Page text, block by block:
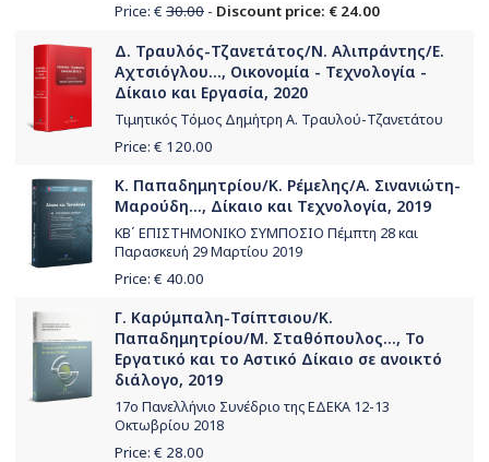
Price: € 30.00 - Discount price: € 24.00
Δ. Τραυλός-Τζανετάτος/Ν. Αλιπράντης/Ε.
Αχτσιόγλου..., Οικονομία - Τεχνολογία -
Δίκαιο και Εργασία, 2020
Τιμητικός Τόμος Δημήτρη Α. Τραυλού-Τζανετάτου
Price: € 120.00
Κ. Παπαδημητρίου/Κ. Ρέμελης/Α. Σινανιώτη-
Μαρούδη..., Δίκαιο και Τεχνολογία, 2019
ΚΒ΄ ΕΠΙΣΤΗΜΟΝΙΚΟ ΣΥΜΠΟΣΙΟ Πέμπτη 28 και
Παρασκευή 29 Μαρτίου 2019
Price: € 40.00
Γ. Καρύμπαλη-Τσίπτσιου/Κ.
Παπαδημητρίου/Μ. Σταθόπουλος..., Το
Εργατικό και το Αστικό Δίκαιο σε ανοικτό
διάλογο, 2019
17o Πανελλήνιο Συνέδριο της ΕΔΕΚΑ 12-13
Οκτωβρίου 2018
Price: € 28.00